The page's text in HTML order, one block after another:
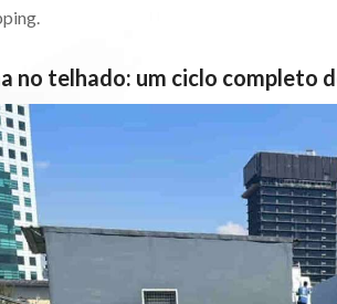
no telhado: um ciclo completo